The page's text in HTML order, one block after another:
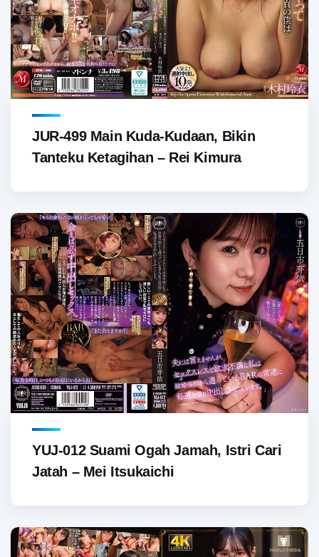
JUR-499 Main Kuda-Kudaan, Bikin
Tanteku Ketagihan – Rei Kimura
YUJ-012 Suami Ogah Jamah, Istri Cari
Jatah – Mei Itsukaichi